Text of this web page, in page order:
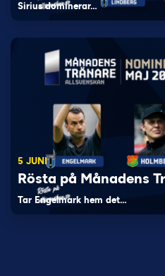
Sirius dominerar…
5 JUNI
Rösta på Månadens
Tar Engelmark hem det…